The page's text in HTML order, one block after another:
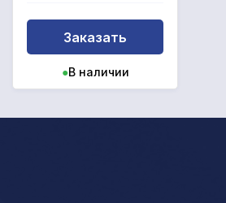
Заказать
●В наличии